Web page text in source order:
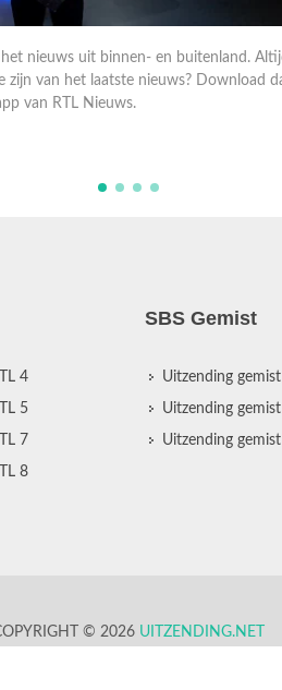
het nieuws uit binnen- en buitenland.
zijn van het laatste nieuws? Download
van RTL Nieuws.
4
5
7
8
SBS Gemist
Uitzending
Uitzending
Uitzending
© 2026 UITZENDING.NET